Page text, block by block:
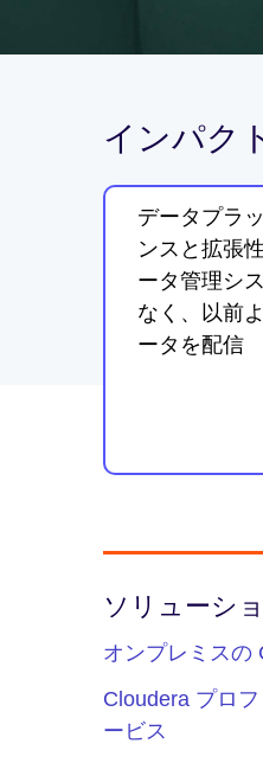
インパク
データプラ
ンスと拡張
ータ管理シ
なく、以前
ータを配信
ソリューシ
オンプレミスの
Cloudera プロ
ービス